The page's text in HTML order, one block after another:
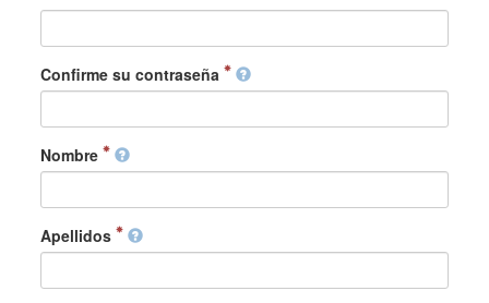
Confirme su contraseña
Nombre
Apellidos